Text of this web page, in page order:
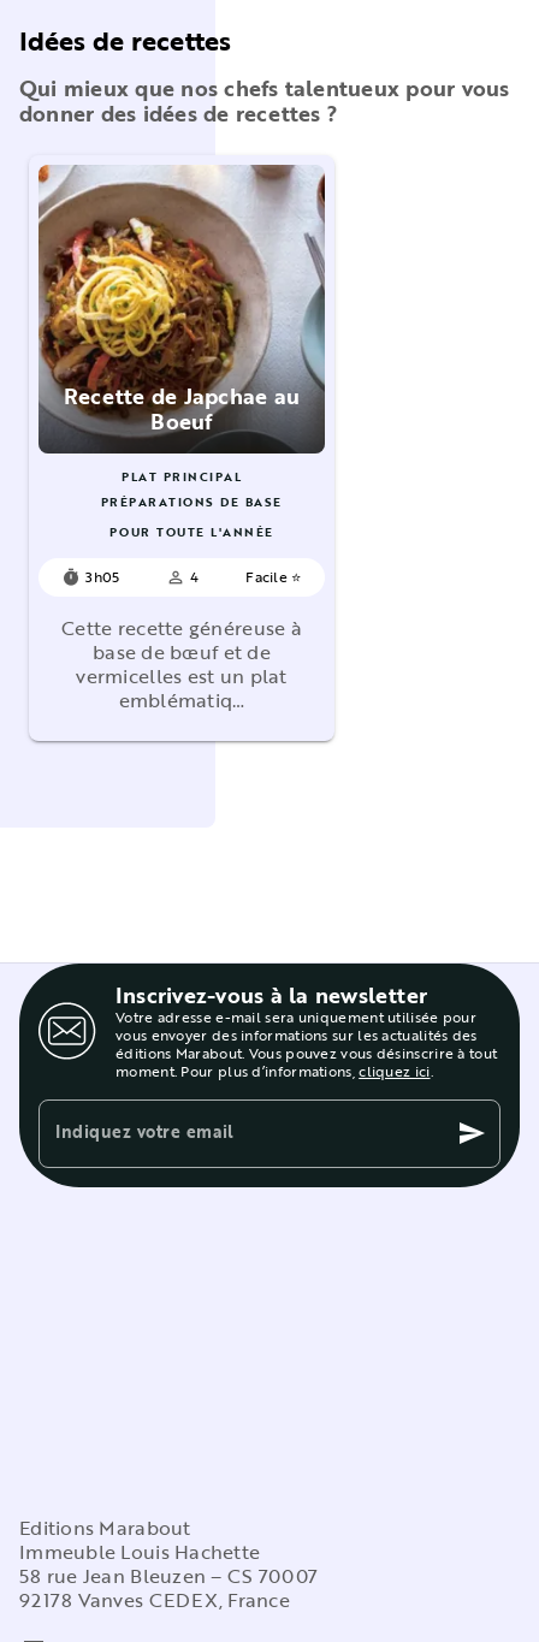
Idées de recettes
Qui mieux que nos chefs talentueux pour vous
donner des idées de recettes ?
Recette de Japchae au
Boeuf
PLAT PRINCIPAL
PRÉPARATIONS DE BASE
POUR TOUTE L'ANNÉE
timer 3h05 person_outline 4 Facile ⭐
Cette recette généreuse à
base de bœuf et de
vermicelles est un plat
emblématiq…
Inscrivez-vous à la newsletter
Votre adresse e-mail sera uniquement utilisée pour
vous envoyer des informations sur les actualités des
éditions Marabout. Vous pouvez vous désinscrire à tout
moment. Pour plus d’informations,cliquez ici.
Indiquez votre email send
Editions Marabout
Immeuble Louis Hachette
58 rue Jean Bleuzen – CS 70007
92178 Vanves CEDEX, France